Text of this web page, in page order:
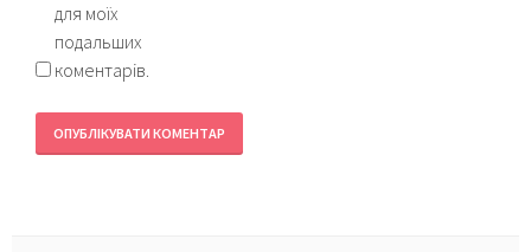
для моїх
подальших
коментарів.